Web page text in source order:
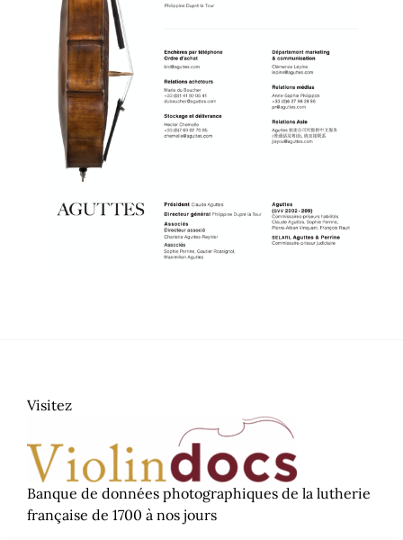
Visitez
​Banque de données photographiques de la lutherie
française de 1700 à nos jours